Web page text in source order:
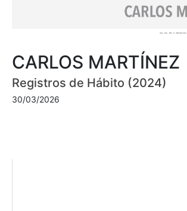
CARLOS MARTÍNEZ
Registros de Hábito (2024)
30/03/2026